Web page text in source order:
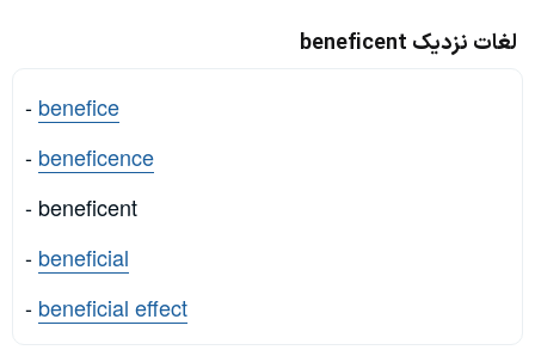
لغات نزدیک beneficent
- benefice
- beneficence
- beneficent
- beneficial
- beneficial effect